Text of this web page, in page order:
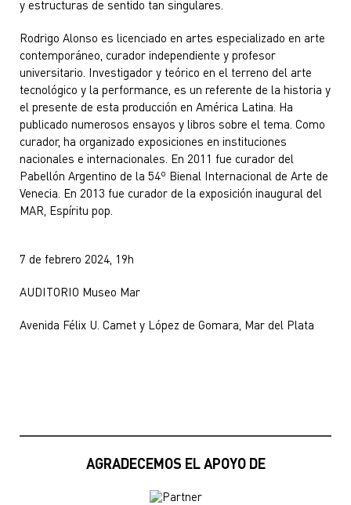
y estructuras de sentido tan singulares.
Rodrigo Alonso es licenciado en artes especializado en arte
contemporáneo, curador independiente y profesor
universitario. Investigador y teórico en el terreno del arte
tecnológico y la performance, es un referente de la historia y
el presente de esta producción en América Latina. Ha
publicado numerosos ensayos y libros sobre el tema. Como
curador, ha organizado exposiciones en instituciones
nacionales e internacionales. En 2011 fue curador del
Pabellón Argentino de la 54º Bienal Internacional de Arte de
Venecia. En 2013 fue curador de la exposición inaugural del
MAR, Espíritu pop.
7 de febrero 2024, 19h
AUDITORIO Museo Mar
Avenida Félix U. Camet y López de Gomara, Mar del Plata
AGRADECEMOS EL APOYO DE